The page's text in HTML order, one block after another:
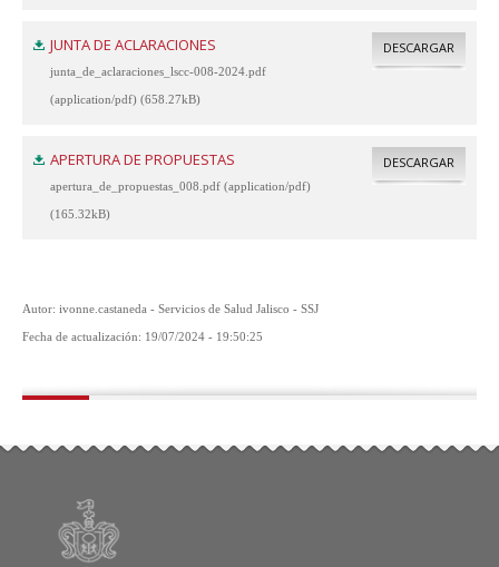
JUNTA DE ACLARACIONES
junta_de_aclaraciones_lscc-008-2024.pdf
(application/pdf) (658.27kB)
DESCARGAR
APERTURA DE PROPUESTAS
apertura_de_propuestas_008.pdf (application/pdf)
(165.32kB)
DESCARGAR
Autor: ivonne.castaneda - Servicios de Salud Jalisco - SSJ
Fecha de actualización: 19/07/2024 - 19:50:25